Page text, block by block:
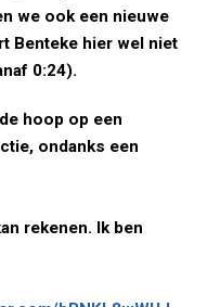
we ook een nieuwe
Benteke hier wel niet
0:24).
hoop op een
ondanks een
rekenen. Ik ben